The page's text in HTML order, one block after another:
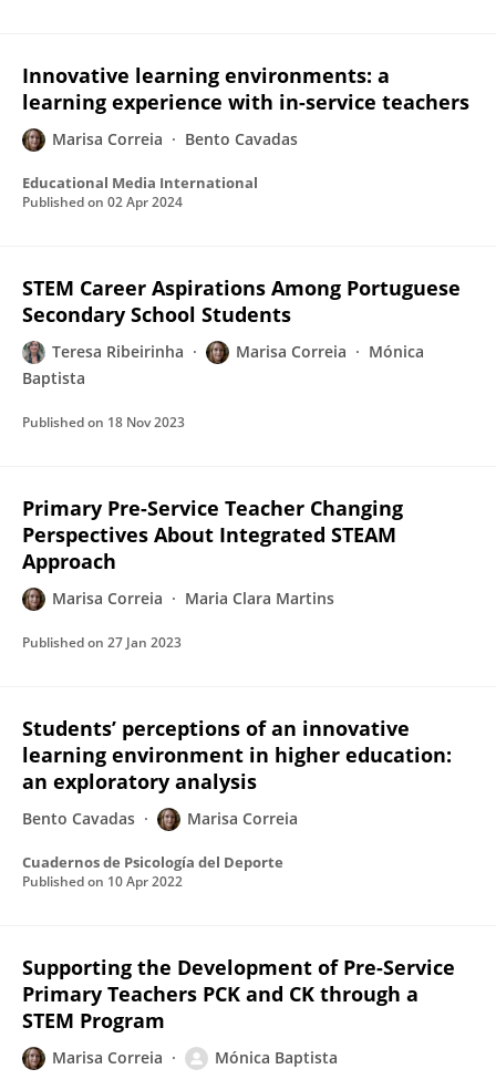
Innovative learning environments: a
learning experience with in-service teachers
Marisa Correia Bento Cavadas
Educational Media International
Published on 02 Apr 2024
STEM Career Aspirations Among Portuguese
Secondary School Students
Teresa Ribeirinha Marisa Correia
Mónica
Baptista
Published on 18 Nov 2023
Primary Pre-Service Teacher Changing
Perspectives About Integrated STEAM
Approach
Marisa Correia Maria Clara Martins
Published on 27 Jan 2023
Students’ perceptions of an innovative
learning environment in higher education:
an exploratory analysis
Bento Cavadas Marisa Correia
Cuadernos de Psicología del Deporte
Published on 10 Apr 2022
Supporting the Development of Pre-Service
Primary Teachers PCK and CK through a
STEM Program
Marisa Correia Mónica Baptista